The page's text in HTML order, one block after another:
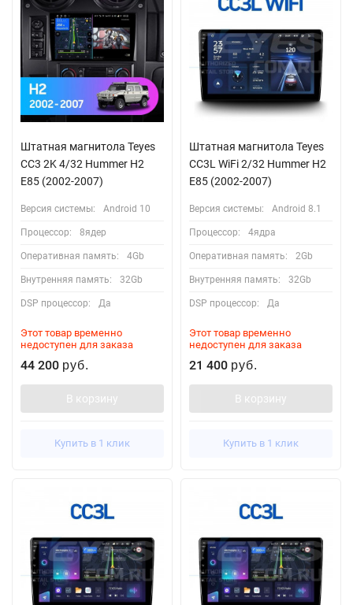
Штатная магнитола Teyes
CC3 2K 4/32 Hummer H2
E85 (2002-2007)
Версия системы: Android 10
Процессор: 8ядер
Оперативная память: 4Gb
Внутренняя память: 32Gb
DSP процессор: Да
Этот товар временно
недоступен для заказа
44 200 руб.
В корзину
Купить в 1 клик
Штатная магнитола Teyes
CC3L WiFi 2/32 Hummer H2
E85 (2002-2007)
Версия системы: Android 8.1
Процессор: 4ядра
Оперативная память: 2Gb
Внутренняя память: 32Gb
DSP процессор: Да
Этот товар временно
недоступен для заказа
21 400 руб.
В корзину
Купить в 1 клик